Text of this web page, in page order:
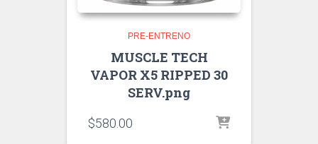
PRE-ENTRENO
MUSCLE TECH
VAPOR X5 RIPPED 30
SERV.png
$580.00